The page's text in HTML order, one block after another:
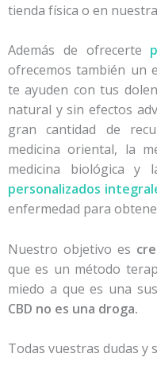
tienda física o en
Además de ofrecerte
ofrecemos también un
te ayuden con tus
natural y sin efectos
gran cantidad de
medicina oriental, la
medicina biológica y
personalizados
enfermedad para
Nuestro objetivo es
que es un método
miedo a que es una
CBD no es una droga.
Todas vuestras dudas y